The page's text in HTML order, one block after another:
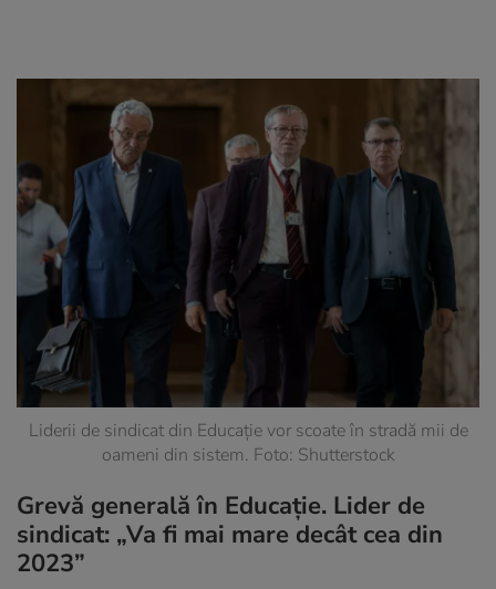
Liderii de sindicat din Educație vor scoate în stradă mii de
oameni din sistem. Foto: Shutterstock
Grevă generală în Educație. Lider de
sindicat: „Va fi mai mare decât cea din
2023”